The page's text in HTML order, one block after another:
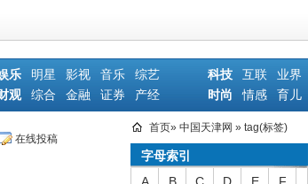
乐 明星 影视 音乐
综艺
观
综合 金融 证券 产经
科技 互联 业界
时尚
情感 育儿
在线投稿
首页» 中国天津网 » tag(标签)
字母索引